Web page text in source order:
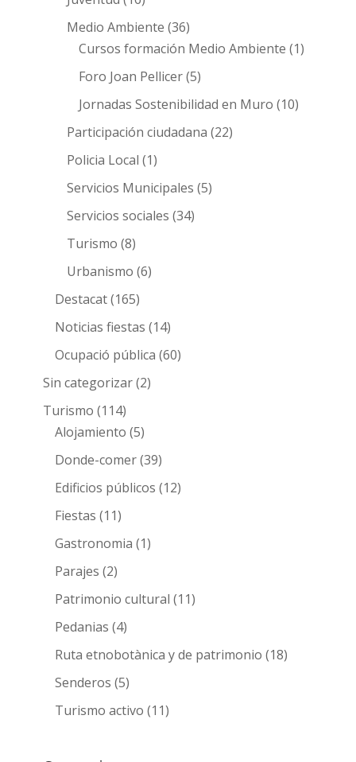
Medio Ambiente (36)
Cursos formación Medio Ambiente (1)
Foro Joan Pellicer(5)
Jornadas Sostenibilidad en Muro (10)
Participación ciudadana (22)
Policia Local (1)
Servicios Municipales (5)
Servicios sociales (34)
Turismo (8)
Urbanismo (6)
Destacat(165)
Noticias fiestas (14)
Ocupació pública (60)
Sin categorizar(2)
Turismo (114)
Alojamiento (5)
Donde-comer(39)
Edificios públicos (12)
Fiestas (11)
Gastronomia (1)
Parajes (2)
Patrimonio cultural (11)
Pedanias (4)
Ruta etnobotànica y de patrimonio (18)
Senderos (5)
Turismo activo (11)